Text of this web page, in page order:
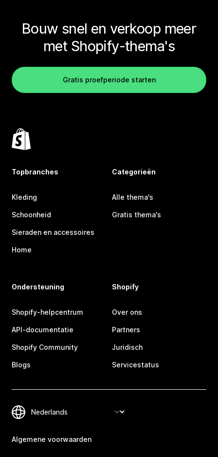
Bouw snel en verkoop meer
met Shopify-thema's
Gratis proefperiode starten
Topbranches
Kleding
Schoonheid
Sieraden en accessoires
Home
Categorieën
Alle thema's
Gratis thema's
Ondersteuning
Shopify-helpcentrum
API-documentatie
Shopify Community
Blogs
Shopify
Over ons
Partners
Juridisch
Servicestatus
Algemene voorwaarden